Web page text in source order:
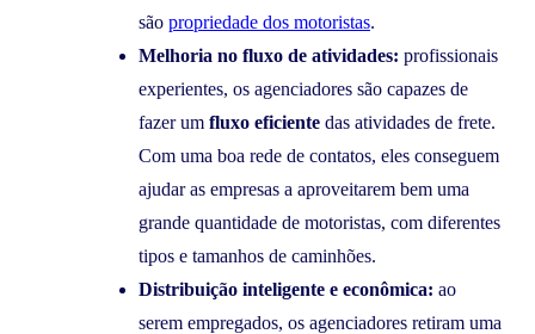
são propriedade dos motoristas.
Melhoria no fluxo de atividades: profissionais
experientes, os agenciadores são capazes de
fazer um fluxo eficiente das atividades de frete.
Com uma boa rede de contatos, eles conseguem
ajudar as empresas a aproveitarem bem uma
grande quantidade de motoristas, com diferentes
tipos e tamanhos de caminhões.
Distribuição inteligente e econômica: ao
serem empregados, os agenciadores retiram uma